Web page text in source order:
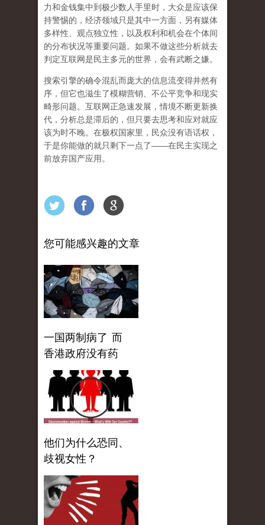
力和金钱集中到极少数人手里时，大众是应该保
持警惕的，经济领域只是其中一方面，另有媒体
多样性、观点独立性，以及权利和机会在个体间
的分布状况等重要问题。 如果不做这些分析就去
判定互联网是民主多元的世界，会有武断之嫌。
搜索引擎的确令混乱而庞大的信息流变得井然有
序，但它也滋生了模糊营销、不公平竞争和现实
畸形问题。互联网正急速发展，情境不断更新换
代，分析总是滞后的，但只要去思考和应对就应
该为时不晚。在极权国家里，民众没有语话权，
于是你能做的就只剩下一点了——在民主实现之
前放弃国产应用 。
您可能感兴趣的文章
一国两制病了 而
香港政府没有药
他们为什么恐同、
歧视女性？